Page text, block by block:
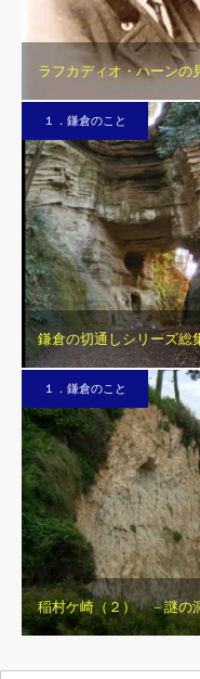
ラフカディオ・ハーンの
１．鎌倉のこと
鎌倉の切通しシリーズ総
１．鎌倉のこと
稲村ケ崎（２） －謎の